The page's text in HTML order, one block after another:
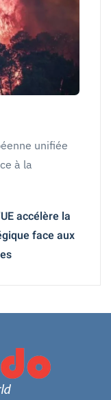
unifiée
à la
accélère la
face aux